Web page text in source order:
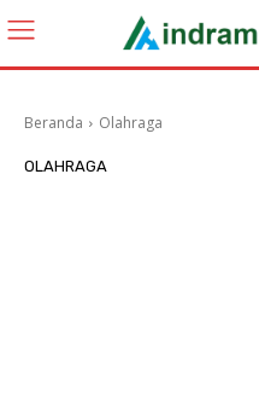
Beranda Olahraga
OLAHRAGA